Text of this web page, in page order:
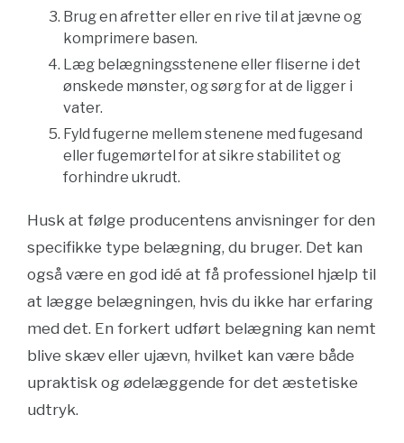
Brug en afretter eller en rive til at jævne og
komprimere basen.
Læg belægningsstenene eller fliserne i det
ønskede mønster, og sørg for at de ligger i
vater.
Fyld fugerne mellem stenene med fugesand
eller fugemørtel for at sikre stabilitet og
forhindre ukrudt.
Husk at følge producentens anvisninger for den
specifikke type belægning, du bruger. Det kan
også være en god idé at få professionel hjælp til
at lægge belægningen, hvis du ikke har erfaring
med det. En forkert udført belægning kan nemt
blive skæv eller ujævn, hvilket kan være både
upraktisk og ødelæggende for det æstetiske
udtryk.